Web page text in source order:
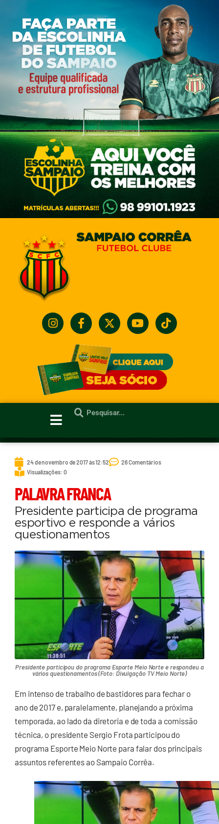
24 de novembro de 2017 às 12:52
26 Comentários
Visualizações: 0
PALAVRA FRANCA
Presidente participa de programa
esportivo e responde a vários
questionamentos
Presidente participou do programa Esporte Meio Norte e respondeu a
vários questionamentos (Foto: Divulgação TV Meio Norte)
Em intenso de trabalho de bastidores para fechar o
ano de 2017 e, paralelamente, planejando a próxima
temporada, ao lado da diretoria e de toda a comissão
técnica, o presidente Sergio Frota participou do
programa Esporte Meio Norte para falar dos principais
assuntos referentes ao Sampaio Corrêa.